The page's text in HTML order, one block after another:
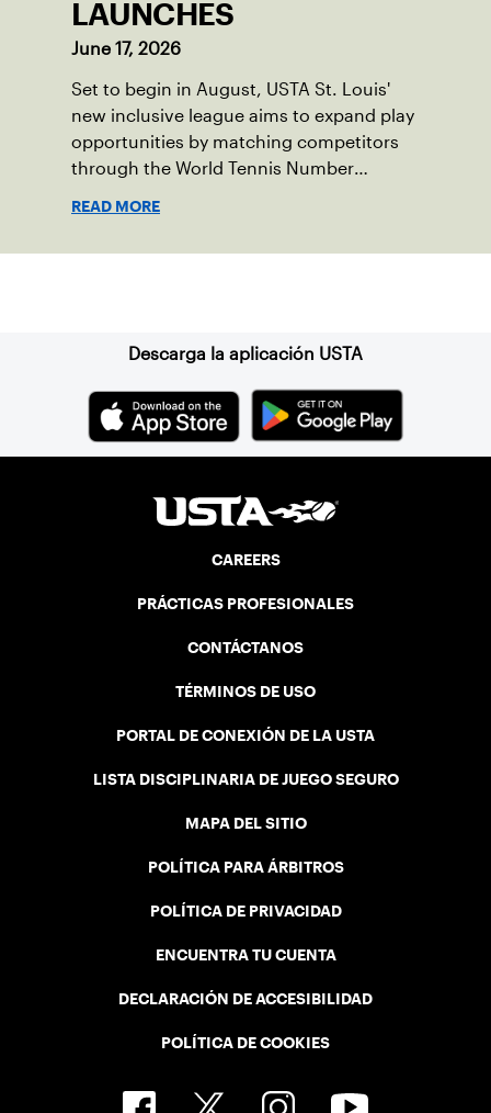
LAUNCHES
June 17, 2026
Set to begin in August, USTA St. Louis'
new inclusive league aims to expand play
opportunities by matching competitors
through the World Tennis Number
READ MORE
Descarga la aplicación USTA
CAREERS
PRÁCTICAS PROFESIONALES
CONTÁCTANOS
TÉRMINOS DE USO
PORTAL DE CONEXIÓN DE LA USTA
LISTA DISCIPLINARIA DE JUEGO SEGURO
MAPA DEL SITIO
POLÍTICA PARA ÁRBITROS
POLÍTICA DE PRIVACIDAD
ENCUENTRA TU CUENTA
DECLARACIÓN DE ACCESIBILIDAD
POLÍTICA DE COOKIES